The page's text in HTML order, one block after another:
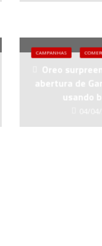
CAMPANHAS
Oreo
abertura de
usando